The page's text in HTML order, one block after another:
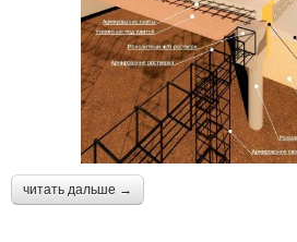
читать дальше →